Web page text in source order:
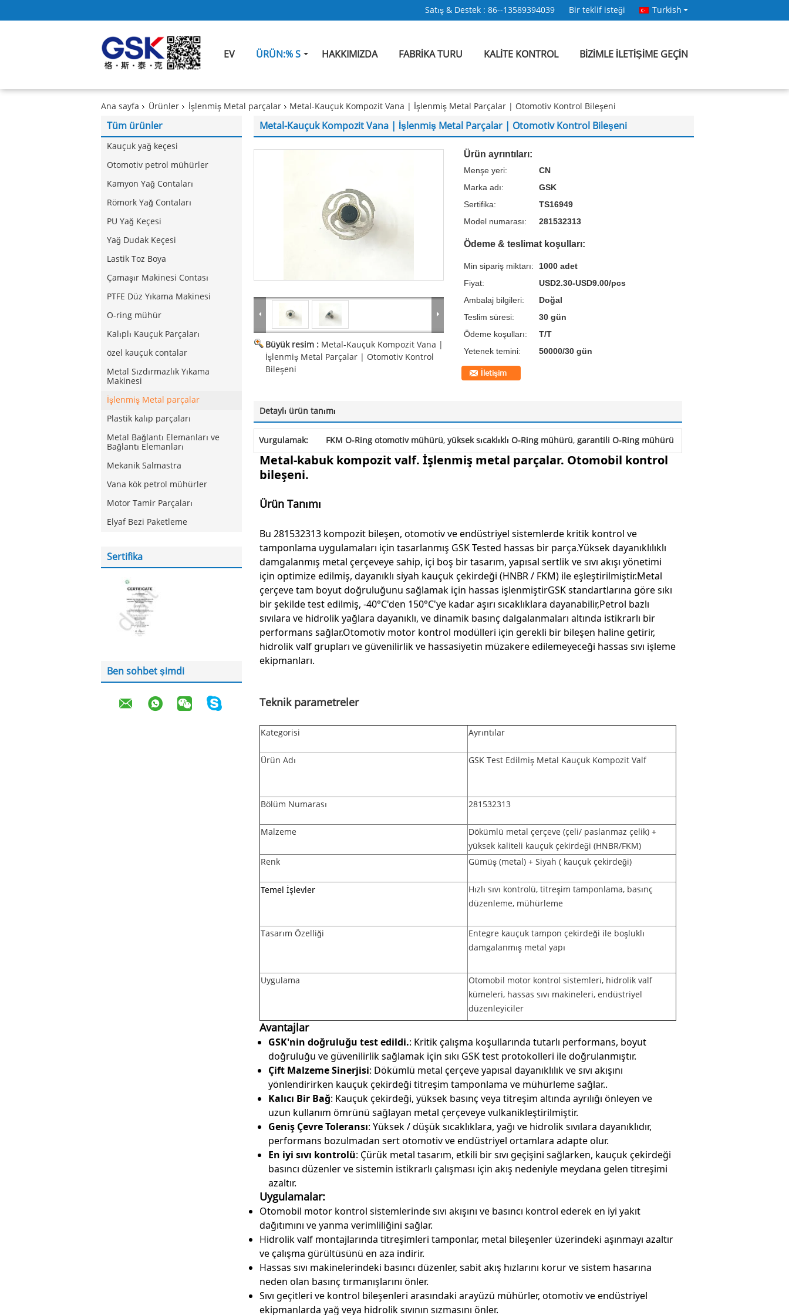
Satış & Destek : 86--13589394039 Bir teklif isteği Turkish
EV ÜRÜN:% S HAKKIMIZDA FABRIKA TURU KALITE KONTROL BIZIMLE ILETIŞIME GEÇIN
Ana sayfa Ürünler İşlenmiş Metal parçalar Metal-Kauçuk Kompozit Vana | İşlenmiş Metal Parçalar | Otomotiv Kontrol Bileşeni
Tüm ürünler
Kauçuk yağ keçesi
Otomotiv petrol mühürler
Kamyon Yağ Contaları
Römork Yağ Contaları
PU Yağ Keçesi
Yağ Dudak Keçesi
Lastik Toz Boya
Çamaşır Makinesi Contası
PTFE Düz Yıkama Makinesi
O-ring mühür
Kalıplı Kauçuk Parçaları
özel kauçuk contalar
Metal Sızdırmazlık Yıkama
Makinesi
İşlenmiş Metal parçalar
Plastik kalıp parçaları
Metal Bağlantı Elemanları ve
Bağlantı Elemanları
Mekanik Salmastra
Vana kök petrol mühürler
Motor Tamir Parçaları
Elyaf Bezi Paketleme
Sertifika
Ben sohbet şimdi
Metal-Kauçuk Kompozit Vana | İşlenmiş Metal Parçalar | Otomotiv Kontrol Bileşeni
Büyük resim : Metal-Kauçuk Kompozit Vana |
İşlenmiş Metal Parçalar | Otomotiv Kontrol
Bileşeni
Ürün ayrıntıları:
Menşe yeri:
CN
Marka adı:
GSK
Sertifika:
TS16949
Model numarası:
281532313
Ödeme & teslimat koşulları:
Min sipariş miktarı:
1000 adet
Fiyat:
USD2.30-USD9.00/pcs
Ambalaj bilgileri:
Doğal
Teslim süresi:
30 gün
Ödeme koşulları:
T/T
Yetenek temini:
50000/30 gün
İletişim
Detaylı ürün tanımı
Vurgulamak: FKM O-Ring otomotiv mühürü, yüksek sıcaklıklı O-Ring mühürü, garantili O-Ring mühürü
Metal-kabuk kompozit valf. İşlenmiş metal parçalar. Otomobil kontrol
bileşeni.
Ürün Tanımı
Bu 281532313 kompozit bileşen, otomotiv ve endüstriyel sistemlerde kritik kontrol ve
tamponlama uygulamaları için tasarlanmış GSK Tested hassas bir parça.Yüksek dayanıklılıklı
damgalanmış metal çerçeveye sahip, içi boş bir tasarım, yapısal sertlik ve sıvı akışı yönetimi
için optimize edilmiş, dayanıklı siyah kauçuk çekirdeği (HNBR / FKM) ile eşleştirilmiştir.Metal
çerçeve tam boyut doğruluğunu sağlamak için hassas işlenmiştirGSK standartlarına göre sıkı
bir şekilde test edilmiş, -40°C'den 150°C'ye kadar aşırı sıcaklıklara dayanabilir,Petrol bazlı
sıvılara ve hidrolik yağlara dayanıklı, ve dinamik basınç dalgalanmaları altında istikrarlı bir
performans sağlar.Otomotiv motor kontrol modülleri için gerekli bir bileşen haline getirir,
hidrolik valf grupları ve güvenilirlik ve hassasiyetin müzakere edilemeyeceği hassas sıvı işleme
ekipmanları.
Teknik parametreler
Kategorisi Ayrıntılar
Ürün Adı GSK Test Edilmiş Metal Kauçuk Kompozit Valf
Bölüm Numarası 281532313
Malzeme
Dökümlü metal çerçeve (çeli/ paslanmaz çelik) +
yüksek kaliteli kauçuk çekirdeği (HNBR/FKM)
Renk
Gümüş (metal) + Siyah ( kauçuk çekirdeği)
Temel İşlevler
Hızlı sıvı kontrolü, titreşim tamponlama, basınç
düzenleme, mühürleme
Tasarım Özelliği
Entegre kauçuk tampon çekirdeği ile boşluklı
damgalanmış metal yapı
Uygulama
Otomobil motor kontrol sistemleri, hidrolik valf
kümeleri, hassas sıvı makineleri, endüstriyel
düzenleyiciler
Avantajlar
GSK'nin doğruluğu test edildi.: Kritik çalışma koşullarında tutarlı performans, boyut
doğruluğu ve güvenilirlik sağlamak için sıkı GSK test protokolleri ile doğrulanmıştır.
Çift Malzeme Sinerjisi: Dökümlü metal çerçeve yapısal dayanıklılık ve sıvı akışını
yönlendirirken kauçuk çekirdeği titreşim tamponlama ve mühürleme sağlar..
Kalıcı Bir Bağ: Kauçuk çekirdeği, yüksek basınç veya titreşim altında ayrılığı önleyen ve
uzun kullanım ömrünü sağlayan metal çerçeveye vulkanikleştirilmiştir.
Geniş Çevre Toleransı: Yüksek / düşük sıcaklıklara, yağı ve hidrolik sıvılara dayanıklıdır,
performans bozulmadan sert otomotiv ve endüstriyel ortamlara adapte olur.
En iyi sıvı kontrolü: Çürük metal tasarım, etkili bir sıvı geçişini sağlarken, kauçuk çekirdeği
basıncı düzenler ve sistemin istikrarlı çalışması için akış nedeniyle meydana gelen titreşimi
azaltır.
Uygulamalar:
Otomobil motor kontrol sistemlerinde sıvı akışını ve basıncı kontrol ederek en iyi yakıt
dağıtımını ve yanma verimliliğini sağlar.
Hidrolik valf montajlarında titreşimleri tamponlar, metal bileşenler üzerindeki aşınmayı azaltır
ve çalışma gürültüsünü en aza indirir.
Hassas sıvı makinelerindeki basıncı düzenler, sabit akış hızlarını korur ve sistem hasarına
neden olan basınç tırmanışlarını önler.
Sıvı geçitleri ve kontrol bileşenleri arasındaki arayüzü mühürler, otomotiv ve endüstriyel
ekipmanlarda yağ veya hidrolik sıvının sızmasını önler.